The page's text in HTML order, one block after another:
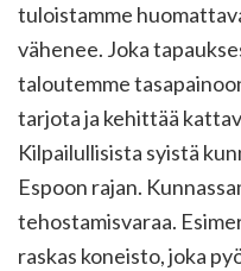
tuloistamme
vähenee. Joka
taloutemme
tarjota ja kehittää
Kilpailullisista syistä
Espoon rajan.
tehostamisvaraa.
raskas koneisto, joka